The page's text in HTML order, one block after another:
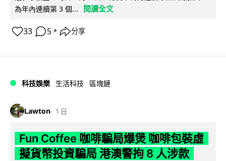
為年內連續第 3 個...
閱讀全文
33 5 ↗ 分享
科技娛樂 生活科技 區塊鏈
Lawton 1 日
Fun Coffee 咖啡騙局爆煲 咖啡包裝虛
擬貨幣投資騙局 港澳警拘 8 人涉款